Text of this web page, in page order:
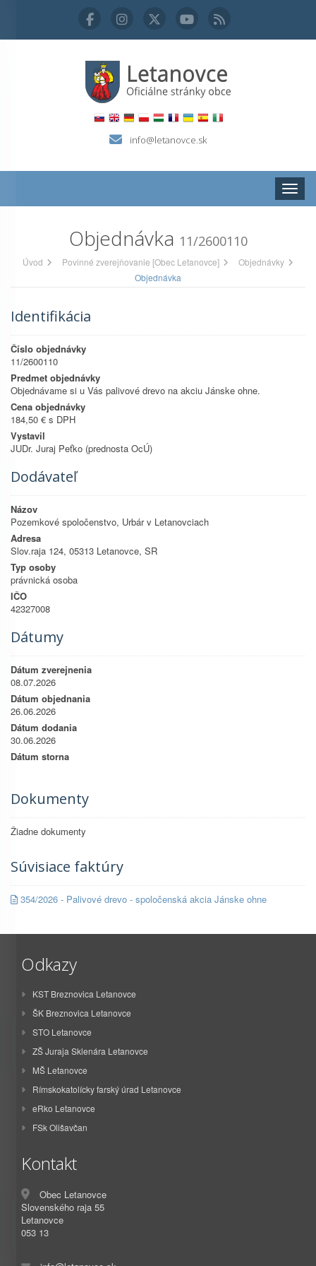
info@letanovce.sk
Objednávka 11/2600110
Úvod Povinné zverejňovanie [Obec Letanovce]
Objednávky
Objednávka
Identifikácia
Číslo objednávky
11/2600110
Predmet objednávky
Objednávame si u Vás palivové drevo na akciu Jánske ohne.
Cena objednávky
184,50 € s DPH
Vystavil
JUDr. Juraj Peťko (prednosta OcÚ)
Dodávateľ
Názov
Pozemkové spoločenstvo, Urbár v Letanovciach
Adresa
Slov.raja 124, 05313 Letanovce, SR
Typ osoby
právnická osoba
IČO
42327008
Dátumy
Dátum zverejnenia
08.07.2026
Dátum objednania
26.06.2026
Dátum dodania
30.06.2026
Dátum storna
Dokumenty
Žiadne dokumenty
Súvisiace faktúry
354/2026 - Palivové drevo - spoločenská akcia Jánske ohne
Odkazy
KST Breznovica Letanovce
ŠK Breznovica Letanovce
STO Letanovce
ZŠ Juraja Sklenára Letanovce
MŠ Letanovce
Rímskokatolícky farský úrad Letanovce
eRko Letanovce
FSk Olišavčan
Kontakt
Obec Letanovce
Slovenského raja 55
Letanovce
053 13